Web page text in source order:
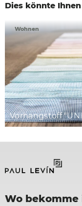
Dies könnte
Vorhangstoff
Wohnen
Wo bekomme